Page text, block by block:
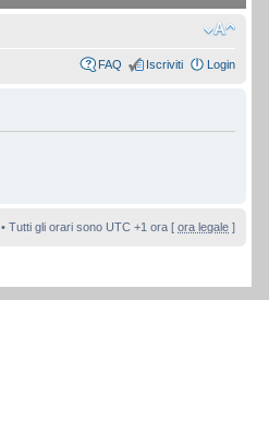
FAQ Iscriviti Login
• Tutti gli orari sono UTC +1 ora [ ora legale ]